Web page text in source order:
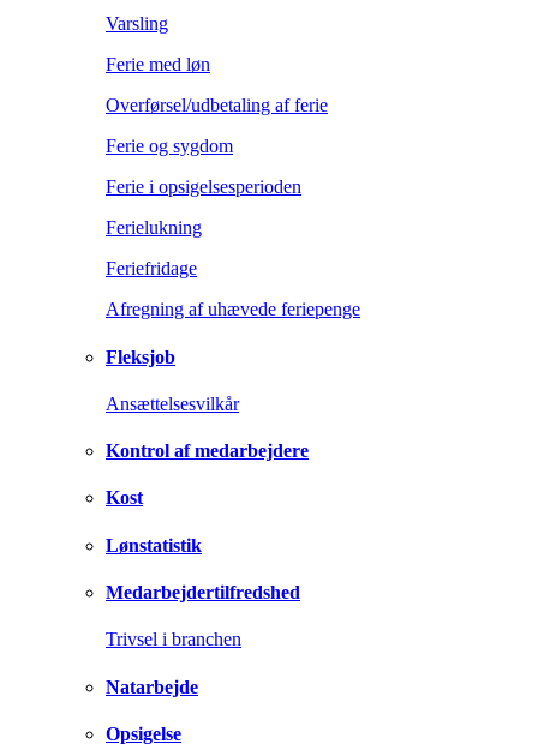
Varsling
Ferie med løn
Overførsel/udbetaling af ferie
Ferie og sygdom
Ferie i opsigelsesperioden
Ferielukning
Feriefridage
Afregning af uhævede feriepenge
Fleksjob
Ansættelsesvilkår
Kontrol af medarbejdere
Kost
Lønstatistik
Medarbejdertilfredshed
Trivsel i branchen
Natarbejde
Opsigelse